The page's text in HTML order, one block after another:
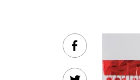
Facebook